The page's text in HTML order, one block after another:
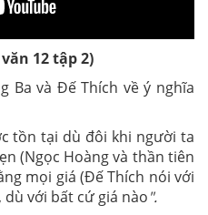
12 tập 2)
Ba và Đế Thích về ý nghĩa
tồn tại dù đôi khi người ta
(Ngọc Hoàng và thần tiên
mọi giá (Đế Thích nói với
dù với bất cứ giá nào".